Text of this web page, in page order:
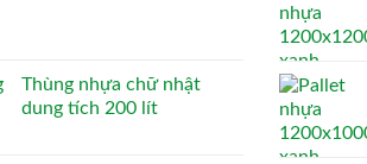
Thùng nhựa chữ nhật
dung tích 200 lít